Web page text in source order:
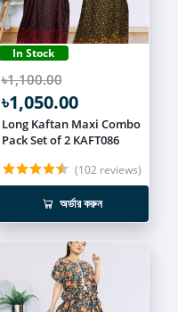
In Stock
৳1,100.00
৳1,050.00
Long Kaftan Maxi Combo
Pack Set of 2 KAFT086
(102 reviews)
অর্ডার করুন